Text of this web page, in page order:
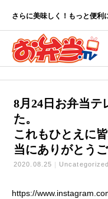
さらに美味しく！もっと便利
ーム
お知らせ
8月24日お弁当テ
た。
これもひとえに
当にありがとうご
2020.08.25 Uncategorized
https://